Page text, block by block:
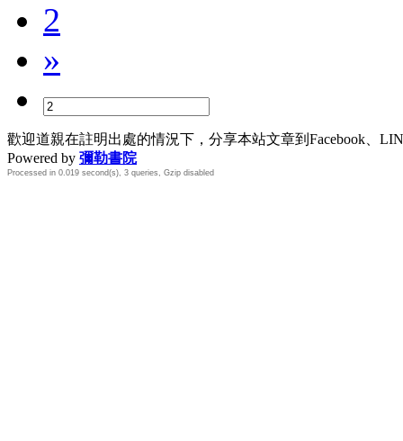
2
»
歡迎道親在註明出處的情況下，分享本站文章到Facebook、
Powered by 彌勒書院
Processed in 0.019 second(s), 3 queries, Gzip disabled